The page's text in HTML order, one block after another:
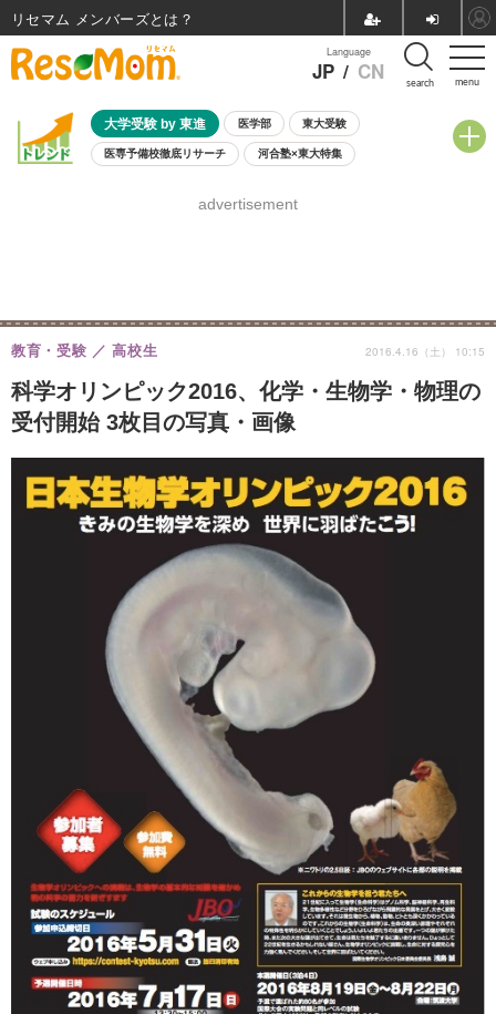
menu
Language
JP / CN search
大学受験 by 東進 医学部 東大受験
医専予備校徹底リサーチ 河合塾×東大特集
8月開催学校説明会・相談会
advertisement
科学オリンピック2016、化学・生物学・物理の
受付開始 3枚目の写真・画像
教育・受験 高校生 2016.4.16（土） 10:15
リセマム メンバーズ